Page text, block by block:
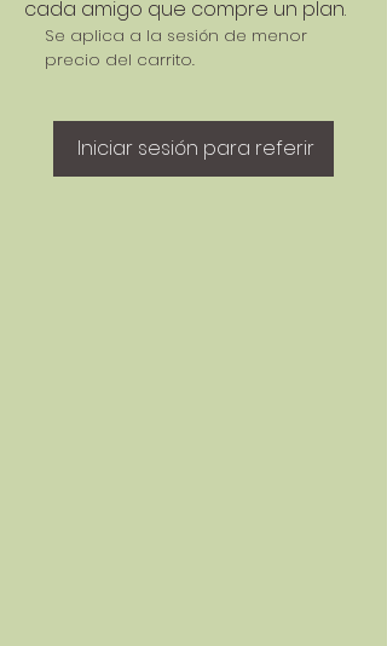
cada amigo que compre un plan.
Se aplica a la sesión de menor
precio del carrito.
Iniciar sesión para referir